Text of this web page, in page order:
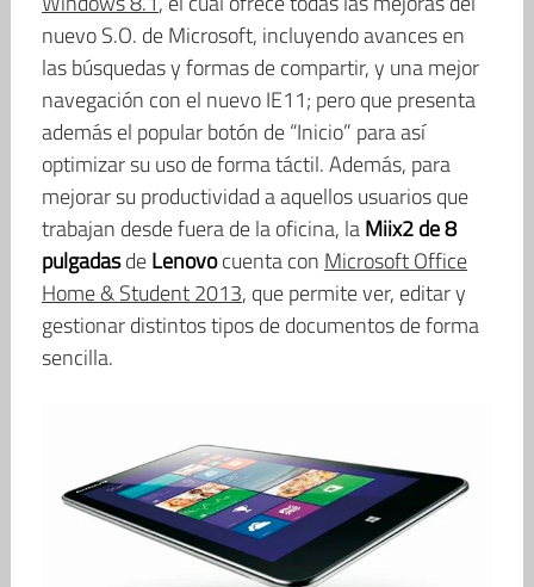
nuevo S.O. de Microsoft, incluyendo avances en
las búsquedas y formas de compartir, y una mejor
navegación con el nuevo IE11; pero que presenta
además el popular botón de “Inicio” para así
optimizar su uso de forma táctil. Además, para
mejorar su productividad a aquellos usuarios que
trabajan desde fuera de la oficina, laMiix2 de 8
pulgadasdeLenovocuenta con Microsoft Office
Home & Student 2013, que permite ver, editar y
gestionar distintos tipos de documentos de forma
sencilla.